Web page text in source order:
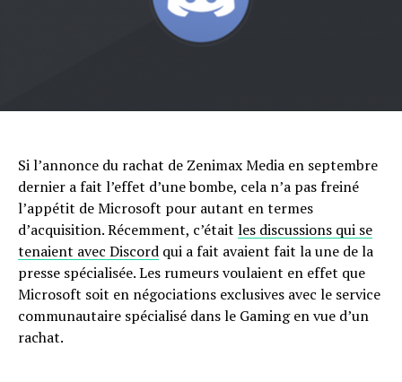
Si l’annonce du rachat de Zenimax Media en septembre
dernier a fait l’effet d’une bombe, cela n’a pas freiné
l’appétit de Microsoft pour autant en termes
d’acquisition. Récemment, c’était les discussions qui se
tenaient avec Discord qui a fait avaient fait la une de la
presse spécialisée. Les rumeurs voulaient en effet que
Microsoft soit en négociations exclusives avec le service
communautaire spécialisé dans le Gaming en vue d’un
rachat.
Flipboard
Reddit
Pinterest
Whatsapp
Email